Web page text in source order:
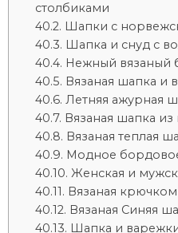
столбиками
Шапки с
Шапка и снуд с
Нежный вязаный
Вязаная шапка и
Летняя ажурная
Вязаная шапка
Вязаная теплая
Модное
Женская и
Вязаная
Вязаная Синяя
Шапка и